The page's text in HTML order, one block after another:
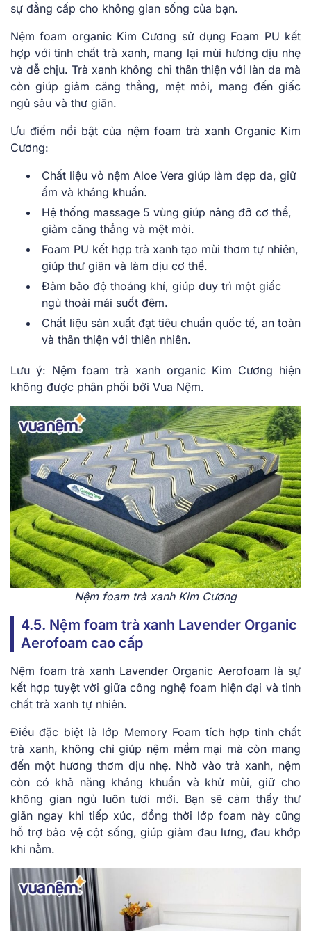
sự đẳng cấp cho không gian sống của bạn.
Nệm foam organic Kim Cương sử dụng Foam PU kết
hợp với tinh chất trà xanh, mang lại mùi hương dịu nhẹ
và dễ chịu. Trà xanh không chỉ thân thiện với làn da mà
còn giúp giảm căng thẳng, mệt mỏi, mang đến giấc
ngủ sâu và thư giãn.
Ưu điểm nổi bật của nệm foam trà xanh Organic Kim
Cương:
Chất liệu vỏ nệm Aloe Vera giúp làm đẹp da, giữ
ẩm và kháng khuẩn.
Hệ thống massage 5 vùng giúp nâng đỡ cơ thể,
giảm căng thẳng và mệt mỏi.
Foam PU kết hợp trà xanh tạo mùi thơm tự nhiên,
giúp thư giãn và làm dịu cơ thể.
Đảm bảo độ thoáng khí, giúp duy trì một giấc
ngủ thoải mái suốt đêm.
Chất liệu sản xuất đạt tiêu chuẩn quốc tế, an toàn
và thân thiện với thiên nhiên.
Lưu ý: Nệm foam trà xanh organic Kim Cương hiện
không được phân phối bởi Vua Nệm.
Nệm foam trà xanh Kim Cương
4.5. Nệm foam trà xanh Lavender Organic
Aerofoam cao cấp
Nệm foam trà xanh Lavender Organic Aerofoam là sự
kết hợp tuyệt vời giữa công nghệ foam hiện đại và tinh
chất trà xanh tự nhiên.
Điều đặc biệt là lớp Memory Foam tích hợp tinh chất
trà xanh, không chỉ giúp nệm mềm mại mà còn mang
đến một hương thơm dịu nhẹ. Nhờ vào trà xanh, nệm
còn có khả năng kháng khuẩn và khử mùi, giữ cho
không gian ngủ luôn tươi mới. Bạn sẽ cảm thấy thư
giãn ngay khi tiếp xúc, đồng thời lớp foam này cũng
hỗ trợ bảo vệ cột sống, giúp giảm đau lưng, đau khớp
khi nằm.